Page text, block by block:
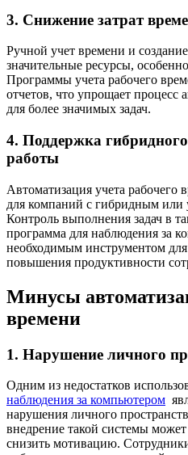
3. Снижение затрат
Ручной учет времени и
значительные ресурсы,
Программы учета рабочего
отчетов, что упрощает процесс
для более значимых задач.
4. Поддержка
работы
Автоматизация учета рабочего
для компаний с гибридным
Контроль выполнения задач в
программа для наблюдения за
необходимым инструментом
повышения продуктивности
Минусы
времени
1. Нарушение личного
Одним из недостатков
наблюдения за компьютером
нарушения личного
внедрение такой системы
снизить мотивацию.